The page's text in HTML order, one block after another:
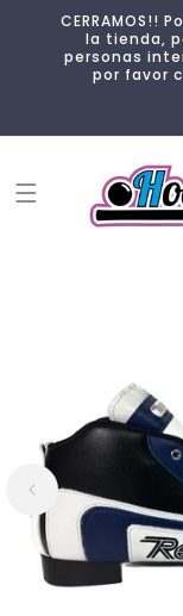
directamente
al contenido
CERRAMOS!!
la tienda,
personas
por favor